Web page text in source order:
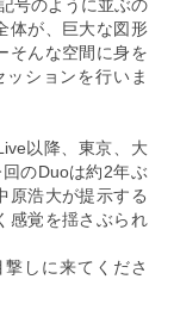
号のように並ぶの
体が、巨大な図形
そんな空間に身を
ションを行いま
以降、東京、大
のDuoは約2年ぶ
原浩大が提示する
感覚を揺さぶられ
しに来てくださ